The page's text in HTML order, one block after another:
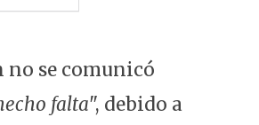
no se comunicó
falta", debido a